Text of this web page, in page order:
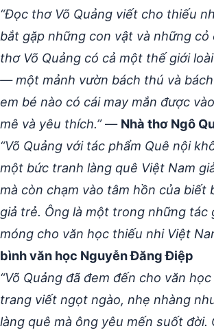
“Đọc thơ Võ Quảng viết cho thiếu
bắt gặp những con vật và những cỏ
thơ Võ Quảng có cả một thế giới
— một mảnh vườn bách thú và
em bé nào có cái may mắn được
mê và yêu thích.”— Nhà thơ Ngô
“Võ Quảng với tác phẩm Quê nội
một bức tranh làng quê Việt Nam
mà còn chạm vào tâm hồn của biết
giả trẻ. Ông là một trong những tác
móng cho văn học thiếu nhi Việt
bình văn học Nguyễn Đăng Điệp
“Võ Quảng đã đem đến cho văn
trang viết ngọt ngào, nhẹ nhàng
làng quê mà ông yêu mến suốt đời.